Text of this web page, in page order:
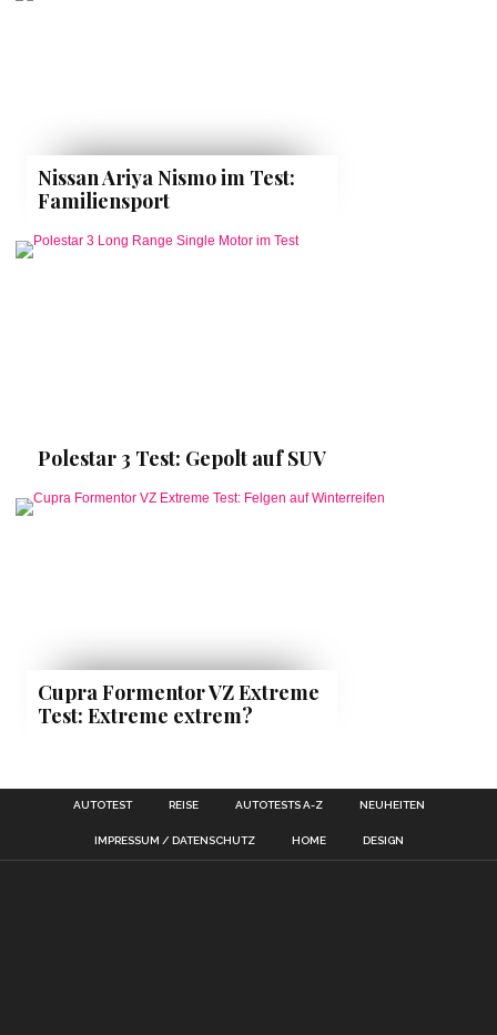
Nissan Ariya Nismo im Test:
Familiensport
Polestar 3 Test: Gepolt auf SUV
Cupra Formentor VZ Extreme
Test: Extreme extrem?
AUTOTEST REISE AUTOTESTS A-Z NEUHEITEN
IMPRESSUM / DATENSCHUTZ HOME DESIGN